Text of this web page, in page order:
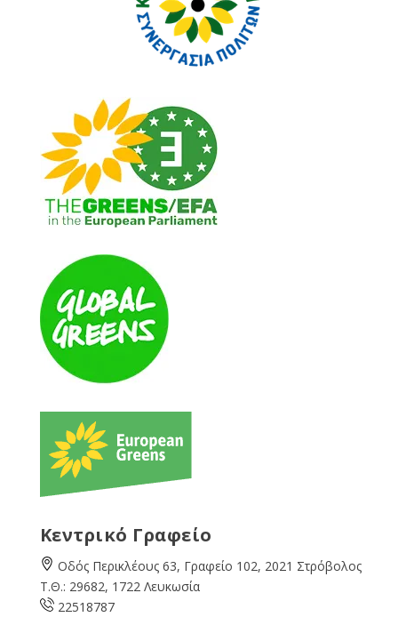
Κεντρικό Γραφείο
Οδός Περικλέους 63, Γραφείο 102, 2021 Στρόβολος
Τ.Θ.: 29682, 1722 Λευκωσία
22518787